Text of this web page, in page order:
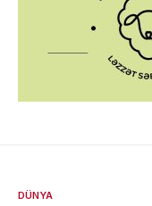
DÜNYA